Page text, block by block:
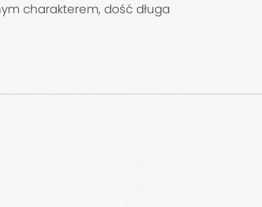
charakterem, dość długa